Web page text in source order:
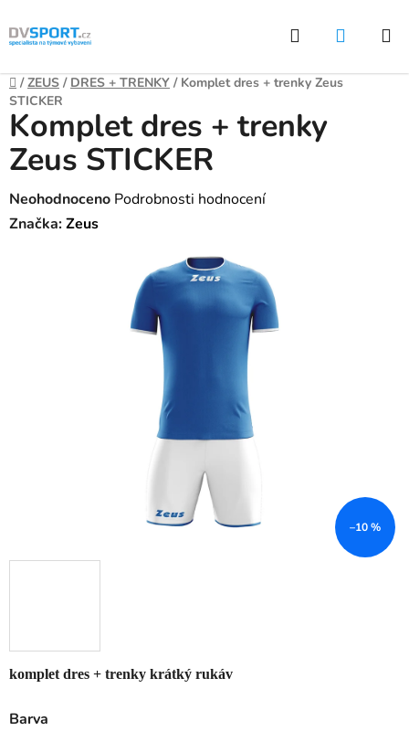
Přejít
na
Hledat
Domů
/ ZEUS / DRES + TRENKY / Komplet dres + trenky Zeus
STICKER
komplet dres + trenky krátký rukáv
Barva
Komplet dres + trenky
Zeus STICKER
Průměrné
hodnocení
Neohodnoceno Podrobnosti hodnocení
Značka:Zeus
–10 %